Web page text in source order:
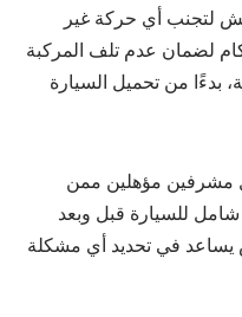
لتجنب أي حركة غير
لضمان عدم تلف المركبة
بدءًا من تحميل السيارة
مشرفين مؤهلين ممن
للسيارة قبل وبعد
يساعد في تحديد أي مشكلة